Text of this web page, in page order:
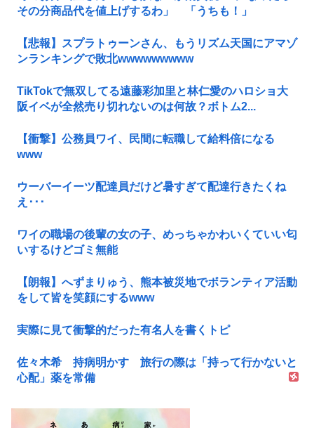
その分商品代を値上げするわ」 「うちも！」
【悲報】スプラトゥーンさん、もうリズム天国にアマゾ
ンランキングで敗北wwwwwwwww
TikTokで無双してる遠藤彩加里と林仁愛のハロショ大
阪イベが全然売り切れないのは何故？ボトム2...
【衝撃】公務員ワイ、民間に転職して給料倍になる
www
ウーバーイーツ配達員だけど暑すぎて配達行きたくね
え･･･
ワイの職場の後輩の女の子、めっちゃかわいくていい匂
いするけどゴミ無能
【朗報】へずまりゅう、熊本被災地でボランティア活動
をして皆を笑顔にするwww
実際に見て衝撃的だった有名人を書くトピ
佐々木希 持病明かす 旅行の際は「持って行かないと
心配」薬を常備